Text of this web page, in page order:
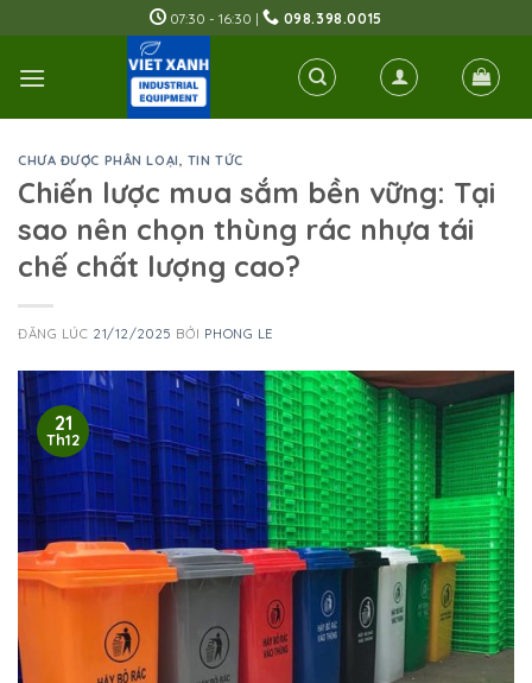
to
content
07:30 - 16:30 | 098.398.0015
CHƯA ĐƯỢC PHÂN LOẠI, TIN TỨC
Chiến lược mua sắm bền vững: Tại
sao nên chọn thùng rác nhựa tái
chế chất lượng cao?
ĐĂNG LÚC 21/12/2025 BỞI PHONG LE
21
Th12